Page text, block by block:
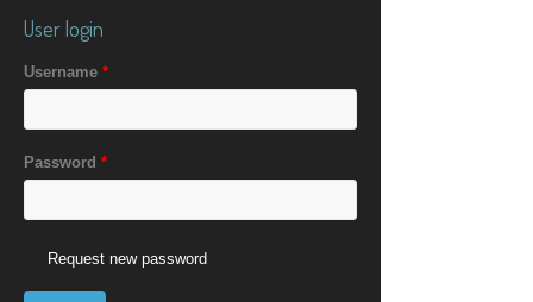
User login
Username *
Password *
Request new password